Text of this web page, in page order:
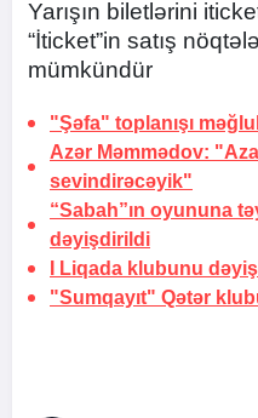
Yarışın biletlərini
“İticket”in satış
mümkündür
"Şəfa" toplanışı
Azər Məmmədov:
sevindirəcəyik"
“Sabah”ın oyununa
dəyişdirildi
I Liqada klubunu
"Sumqayıt" Qətər